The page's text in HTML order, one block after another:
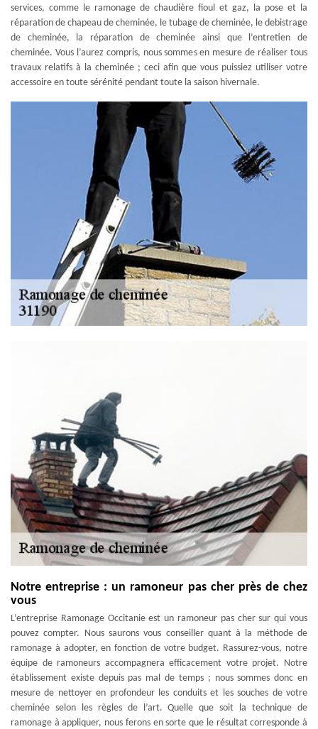
services, comme le ramonage de chaudière fioul et gaz, la pose et la
réparation de chapeau de cheminée, le tubage de cheminée, le debistrage
de cheminée, la réparation de cheminée ainsi que l’entretien de
cheminée. Vous l’aurez compris, nous sommes en mesure de réaliser tous
travaux relatifs à la cheminée ; ceci afin que vous puissiez utiliser votre
accessoire en toute sérénité pendant toute la saison hivernale.
Notre entreprise : un ramoneur pas cher près de chez
vous
L’entreprise Ramonage Occitanie est un ramoneur pas cher sur qui vous
pouvez compter. Nous saurons vous conseiller quant à la méthode de
ramonage à adopter, en fonction de votre budget. Rassurez-vous, notre
équipe de ramoneurs accompagnera efficacement votre projet. Notre
établissement existe depuis pas mal de temps ; nous sommes donc en
mesure de nettoyer en profondeur les conduits et les souches de votre
cheminée selon les règles de l’art. Quelle que soit la technique de
ramonage à appliquer, nous ferons en sorte que le résultat corresponde à